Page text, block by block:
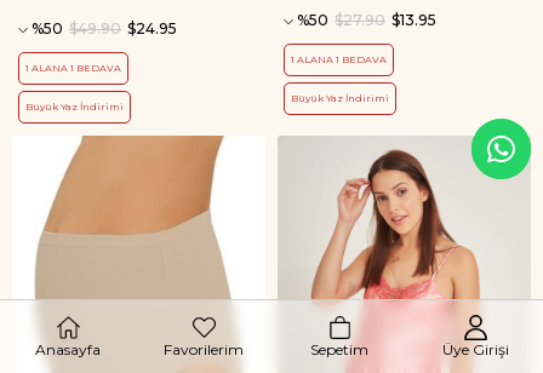
%50 $24.95
$49.90
1 ALANA 1 BEDAVA
Büyük Yaz İndirimi
%50
$13.95
$27.90
1 ALANA 1 BEDAVA
Büyük Yaz İndirimi
Anasayfa Favorilerim Sepetim Üye Girişi